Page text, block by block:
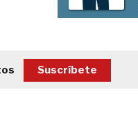
Suscríbete